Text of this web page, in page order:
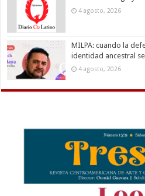
4 agosto, 2026
MILPA: cuando la
identidad ancestral
4 agosto, 2026